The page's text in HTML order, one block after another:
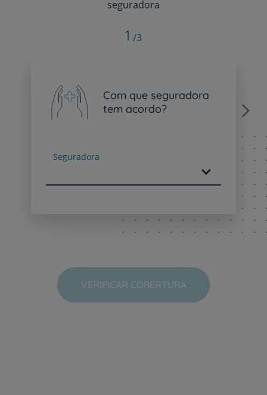
seguradora
Com que seguradora
tem acordo?
Seguradora
Next
1 /3
VERIFICAR COBERTURA